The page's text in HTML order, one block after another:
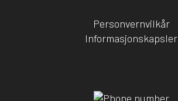
Personvernvilkår
Informasjonskapsler